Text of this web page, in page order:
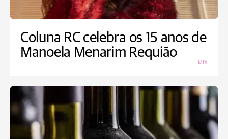
Coluna RC celebra os 15 anos de
Manoela Menarim Requião
MIX